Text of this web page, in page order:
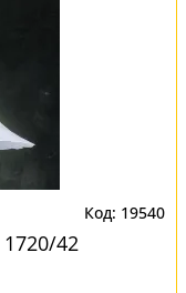
19540
42